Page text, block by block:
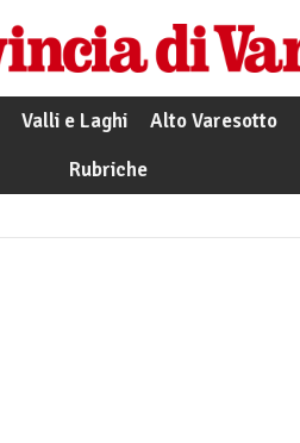
Valli e Laghi Alto Varesotto
Rubriche